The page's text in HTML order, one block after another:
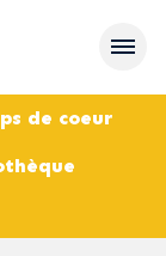
de coeur